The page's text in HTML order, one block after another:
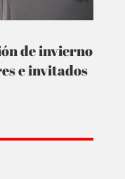
de invierno
e invitados